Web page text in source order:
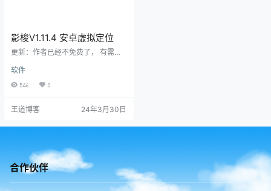
影梭V1.11.4 安卓虚拟定位
更新：作者已经不免费了， 有需要
件：https://w.20115.net 影梭最新
版1.11.4 优化了部分安卓14失效问题
后，打开你的app即可
软件
546 0
王道博客 24年3月30日
合作伙伴